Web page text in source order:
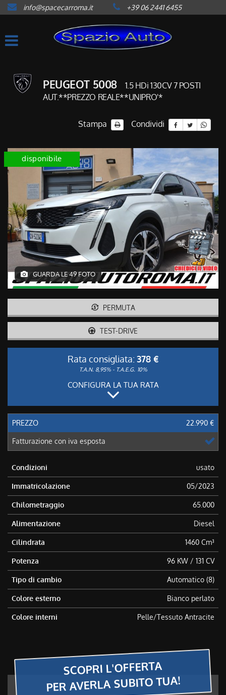
HOME
LISTA VEICOLI
ACQUISTIAMO USATO
NEWS
AREA COMMERCIANTI
info@spacecarroma.it +39 06 2441 6455
PEUGEOT 5008
1.5 HDi 130CV 7 POSTI
AUT.**PREZZO REALE**UNIPRO'*
Stampa Condividi
disponibile
GUARDA LE 49 FOTO
PERMUTA
TEST-DRIVE
Rata consigliata: 378 €
T.A.N. 8,95% - T.A.E.G. 10%
CONFIGURA LA TUA RATA
PREZZO 22.990 €
Fatturazione con iva esposta
Condizioni usato
Immatricolazione 05/2023
Chilometraggio 65.000
Alimentazione Diesel
Cilindrata 1460 Cm³
Potenza 96 KW / 131 CV
Tipo di cambio Automatico (8)
Colore esterno Bianco perlato
Colore interni Pelle/Tessuto Antracite
SCOPRI L'OFFERTA
PER AVERLA SUBITO TUA!